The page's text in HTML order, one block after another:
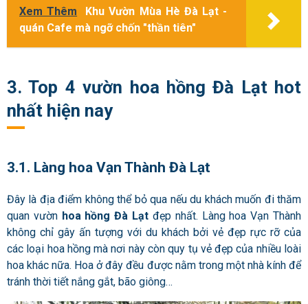
Xem Thêm
Khu Vườn Mùa Hè Đà Lạt -
quán Cafe mà ngỡ chốn "thần tiên"
3. Top 4 vườn hoa hồng Đà Lạt hot
nhất hiện nay
3.1. Làng hoa Vạn Thành Đà Lạt
Đây là địa điểm không thể bỏ qua nếu du khách muốn đi thăm
quan vườnhoa hồng Đà Lạt đẹp nhất. Làng hoa Vạn Thành
không chỉ gây ấn tượng với du khách bởi vẻ đẹp rực rỡ của
các loại hoa hồngmà nơi này còn quy tụ vẻ đẹp của nhiều loài
hoa khác nữa. Hoa ở đây đều được nằm trong một nhà kính để
tránh thời tiết nắng gắt, bão giông…